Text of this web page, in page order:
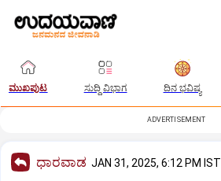
ಮುಖಪುಟ ಸುದ್ದಿ ವಿಭಾಗ ದಿನ ಭವಿಷ್ಯ
ADVERTISEMENT
ಧಾರವಾಡ JAN 31, 2025, 6:12 PM IST